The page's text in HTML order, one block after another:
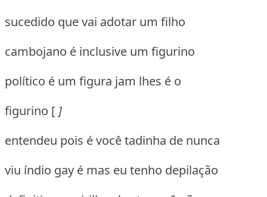
sucedido que vai adotar um filho
cambojano é inclusive um figurino
político é um figura jam lhes é o
figurino [ ]
entendeu pois é você tadinha de nunca
viu índio gay é mas eu tenho depilação